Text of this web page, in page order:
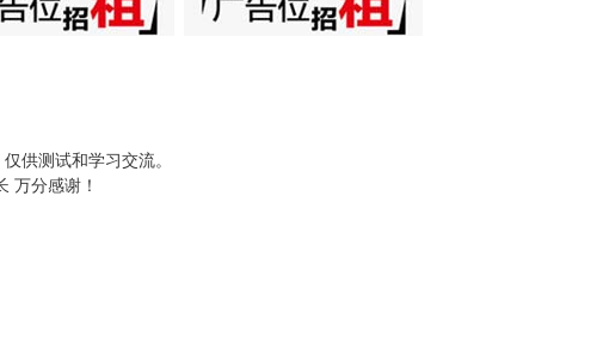
供测试和学习交流。
万分感谢！